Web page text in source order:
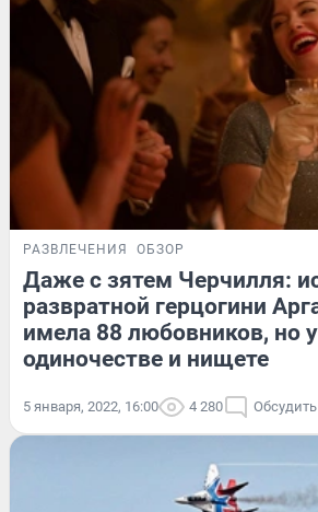
РАЗВЛЕЧЕНИЯ ОБЗОР
Даже с зятем Черчилля:
развратной герцогини
имела 88 любовников, но
одиночестве и нищете
5 января, 2022, 16:00 4 280 Обсудить